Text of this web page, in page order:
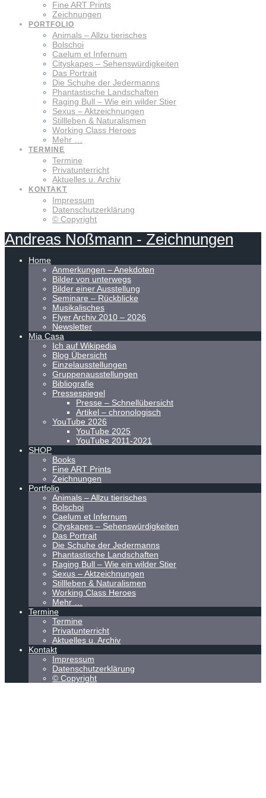
Fine ART Prints
Zeichnungen
PORTFOLIO
Animals – Allzu tierisches
Bolschoi
Caelum et Infernum
Cityskapes – Sehenswürdigkeiten
Das Portrait
Die Schuhe der Jedermanns
Phantastische Landschaften
Raging Bull – Wie ein wilder Stier
Sexus – Aktzeichnungen
Stillleben & Naturalismen
Working Class Heroes
Mehr …
TERMINE
Termine
Privatunterricht
Aktuelles u. Archiv
KONTAKT
Impressum
Datenschutzerklärung
© Copyright
Andreas Noßmann - Zeichnungen
Home
Anmerkungen – Anekdoten
Bilder von unterwegs
Bilder einer Ausstellung
Seminare – Rückblicke
Musikalisches
Flyer Archiv 2010 – 2026
Newsletter
Mia Casa
Ich auf Wikipedia
Blog Übersicht
Einzelausstellungen
Gruppenausstellungen
Bibliografie
Pressespiegel
Presse – Schnellübersicht
Artikel – chronologisch
YouTube 2026
YouTube 2025
YouTube 2011-2021
SHOP
Books
Fine ART Prints
Zeichnungen
Portfolio
Animals – Allzu tierisches
Bolschoi
Caelum et Infernum
Cityskapes – Sehenswürdigkeiten
Das Portrait
Die Schuhe der Jedermanns
Phantastische Landschaften
Raging Bull – Wie ein wilder Stier
Sexus – Aktzeichnungen
Stillleben & Naturalismen
Working Class Heroes
Mehr …
Termine
Termine
Privatunterricht
Aktuelles u. Archiv
Kontakt
Impressum
Datenschutzerklärung
© Copyright